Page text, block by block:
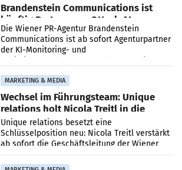
Brandenstein Communications ist
künftig Partner von OtterlyAI
Die Wiener PR-Agentur Brandenstein
Communications ist ab sofort Agenturpartner
der KI-Monitoring- und
MARKETING & MEDIA
Wechsel im Führungsteam: Unique
relations holt Nicola Treitl in die
Geschäftsleitung
Unique relations besetzt eine
Schlüsselposition neu: Nicola Treitl verstärkt
ab sofort die Geschäftsleitung der Wiener
PR-Agentur an der Seite von Josef Kalina und
Anna Kalina-Mahr.